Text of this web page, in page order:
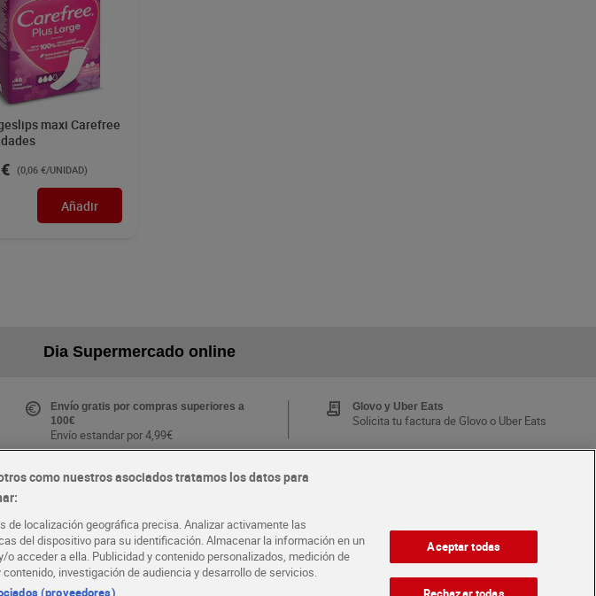
maxi Carefree
(0,06 €/UNIDAD)
Añadir
Dia Supermercado online
Envío gratis por compras superiores a
100€
Envío estandar por 4,99€
Glovo y Uber Eats
Solicita tu factura de Glovo o Uber Eats
tu tienda más cercana
¡Solicita tu tarjeta de crédito aquí!
como nuestros asociados tratamos los datos para
de localización geográfica precisa. Analizar activamente las
del dispositivo para su identificación. Almacenar la información en un
o acceder a ella. Publicidad y contenido personalizados, medición de
contenido, investigación de audiencia y desarrollo de servicios.
(proveedores)
Aceptar todas